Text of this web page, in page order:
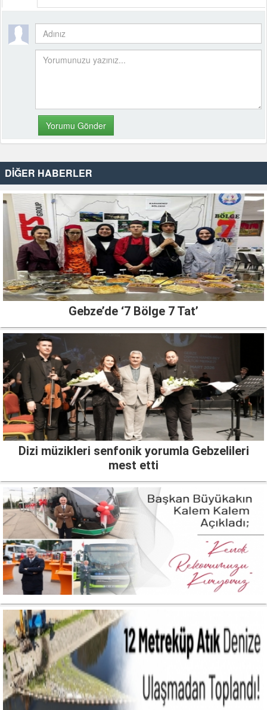
DİĞER HABERLER
Gebze’de ‘7 Bölge 7 Tat’
Dizi müzikleri senfonik yorumla Gebzelileri
mest etti